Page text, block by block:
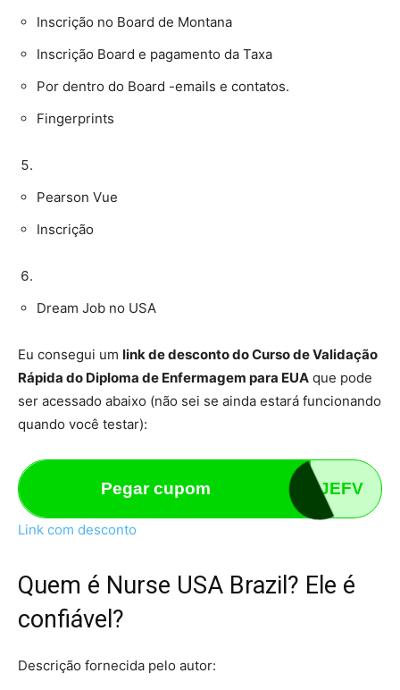
Inscrição no Board de Montana
Inscrição Board e pagamento da Taxa
Por dentro do Board -emails e contatos.
Fingerprints
Pearson Vue
Inscrição
Dream Job no USA
Eu consegui um link de desconto do Curso de Validação
Rápida do Diploma de Enfermagem para EUA que pode
ser acessado abaixo (não sei se ainda estará funcionando
quando você testar):
Pegar cupom 67ZRJEFV
Link com desconto
Quem é Nurse USA Brazil? Ele é
confiável?
Descrição fornecida pelo autor: